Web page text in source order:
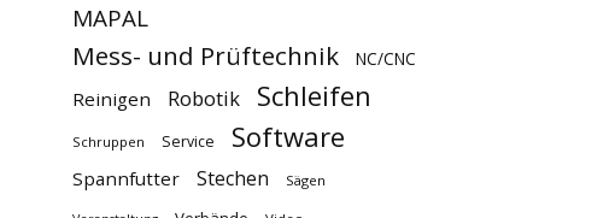
MAPAL
Mess- und Prüftechnik NC/CNC
Reinigen Robotik Schleifen
Schruppen Service Software
Spannfutter Stechen Sägen